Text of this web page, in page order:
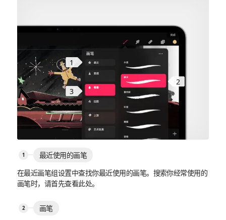
1
2
3
最近使用的画笔
在最近画笔组设置中查找你最近使用的画笔。搜索你经常使用的
画笔时，请首先查看此处。
画笔